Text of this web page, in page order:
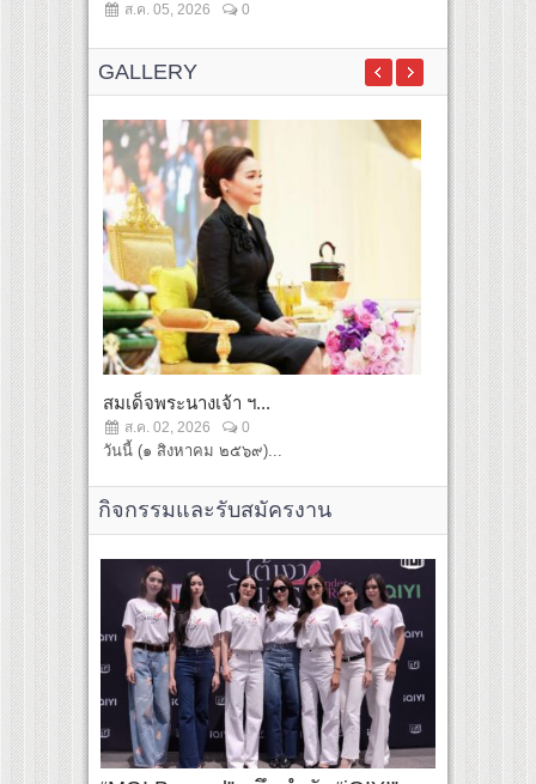
ส.ค. 05, 2026 0 ส.ค. 05,
GALLERY
สมเด็จพระนางเจ้า ฯ...
ส.ค. 02, 2026 0
วันนี้ (๑ สิงหาคม ๒๕๖๙)...
ในหลวง-พ
ส.ค. 02,
วันนี้ ๑ สิงห
กิจกรรมและรับสมัครงาน